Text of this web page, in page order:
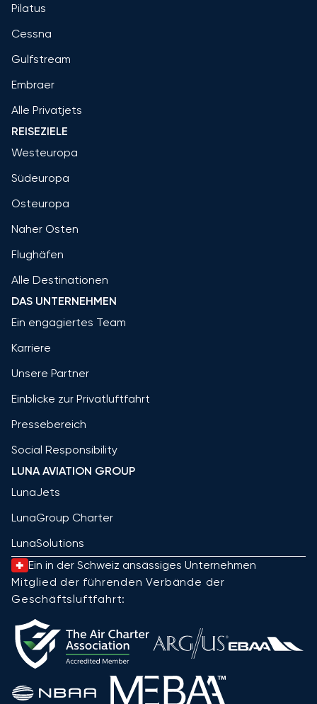
Pilatus
Cessna
Gulfstream
Embraer
Alle Privatjets
REISEZIELE
Westeuropa
Südeuropa
Osteuropa
Naher Osten
Flughäfen
Alle Destinationen
DAS UNTERNEHMEN
Ein engagiertes Team
Karriere
Unsere Partner
Einblicke zur Privatluftfahrt
Pressebereich
Social Responsibility
LUNA AVIATION GROUP
LunaJets
LunaGroup Charter
LunaSolutions
Ein in der Schweiz ansässiges Unternehmen
Mitglied der führenden Verbände der
Geschäftsluftfahrt: